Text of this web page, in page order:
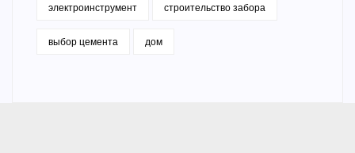
электроинструмент строительство забора
выбор цемента дом